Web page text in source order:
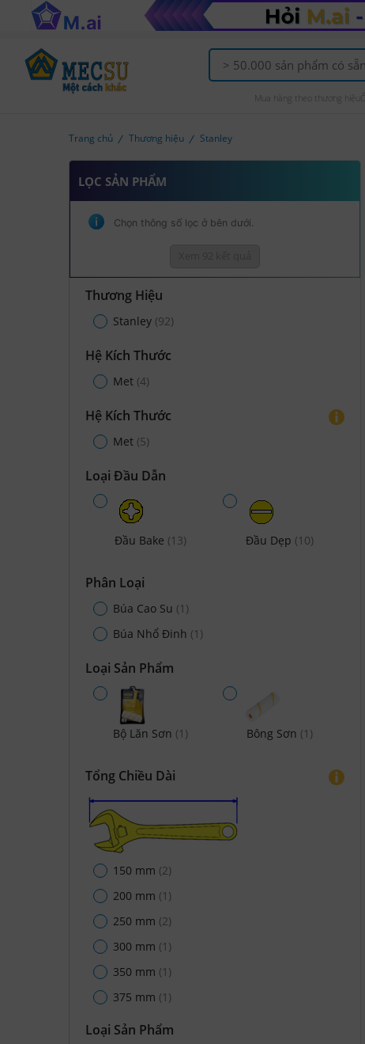
Mua hàng theo thương hiệu
Trang chủ Thương hiệu Stanley
LỌC SẢN PHẨM
Chọn thông số lọc ở bên dưới.
Thương Hiệu
Stanley (92)
Hệ Kích Thước
Met (4)
Hệ Kích Thước
Met (5)
Loại Đầu Dẫn
Đầu Bake (13) Đầu Dẹp (10)
Phân Loại
Búa Cao Su (1)
Búa Nhổ Đinh (1)
Loại Sản Phẩm
Bộ Lăn Sơn (1) Bông Sơn (1)
Tổng Chiều Dài
150 mm (2)
200 mm (1)
250 mm (2)
300 mm (1)
350 mm (1)
375 mm (1)
Loại Sản Phẩm